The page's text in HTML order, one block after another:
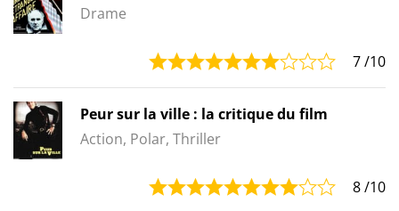
Drame
7/10
Peur sur la ville : la critique du film
Action, Polar, Thriller
8/10